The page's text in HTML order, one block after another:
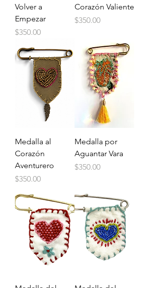
Volver a
Empezar
Price
$350.00
Corazón Valiente
Price
$350.00
Medalla al
Corazón
Aventurero
Price
$350.00
Medalla por
Aguantar Vara
Price
$350.00